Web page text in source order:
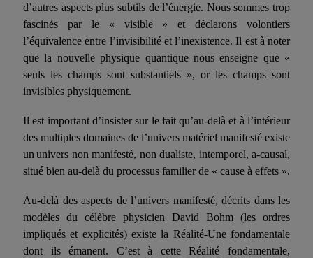
d’autres aspects plus subtils de l’énergie. Nous sommes trop
fascinés par le « visible » et déclarons volontiers
l’équivalence entre l’in­visibilité et l’inexistence. Il est à noter
que la nouvelle physique quantique nous enseigne que «
seuls les champs sont substan­tiels », or les champs sont
invisibles physiquement.
Il est important d’insister sur le fait qu’au-delà et à l’intérieur
des multiples domaines de l’univers matériel manifesté existe
un univers non manifesté, non dualiste, intemporel, a-causal,
situé bien au-delà du processus familier de « cause à effets ».
Au-delà des aspects de l’univers manifesté, décrits dans les
modèles du célèbre physicien David Bohm (les ordres
impliqués et explicités) existe la Réalité-Une fondamentale
dont ils éma­nent. C’est à cette Réalité fondamentale,